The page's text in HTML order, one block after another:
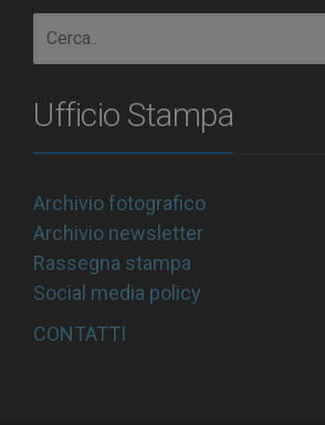
Ufficio Stampa
Archivio fotografico
Archivio newsletter
Rassegna stampa
Social media policy
CONTATTI